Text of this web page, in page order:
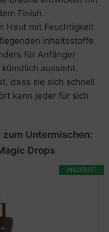
Finish.
Haut mit Feuchtigkeit
Inhaltsstoffe.
für Anfänger
aussieht.
dass sie sich schnell
kann jeder für sich
Untermischen:
Drops
ANGEBOT